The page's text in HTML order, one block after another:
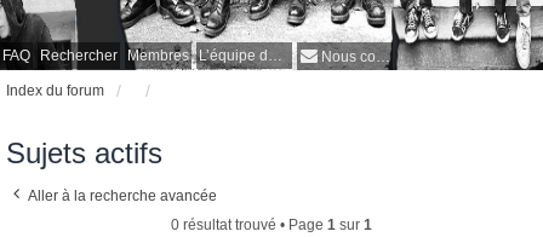
FAQ Rechercher Membres L’équipe du forum Nous contacter
Index du forum
Sujets actifs
Aller à la recherche avancée
0 résultat trouvé • Page 1 sur 1